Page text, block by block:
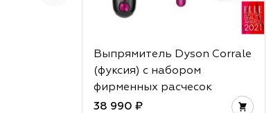
Выпрямитель Dyson Corrale
(фуксия) с набором
фирменных расчесок
38 990 ₽